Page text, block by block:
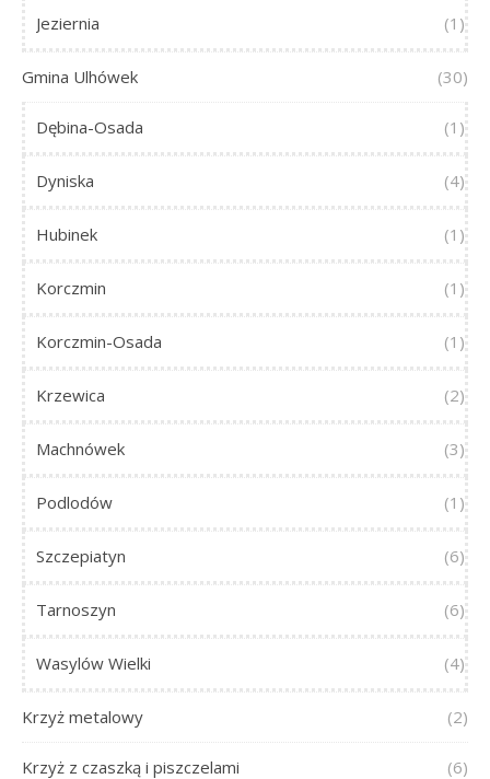
Jeziernia (1)
Gmina Ulhówek (30)
Dębina-Osada (1)
Dyniska (4)
Hubinek (1)
Korczmin (1)
Korczmin-Osada (1)
Krzewica (2)
Machnówek (3)
Podlodów (1)
Szczepiatyn (6)
Tarnoszyn (6)
Wasylów Wielki (4)
Krzyż metalowy (2)
Krzyż z czaszką i piszczelami (6)